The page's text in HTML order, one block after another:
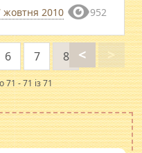
жовтня 2010 952
<
6 7 8 >
71 - 71 із 71